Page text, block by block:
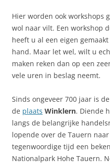
Hier worden ook workshops
wol naar vilt. Een workshop
heeft u al een eigen
hand. Maar let wel, wilt u
maken reken dan op een
vele uren in beslag neemt.
Sinds ongeveer 700 jaar is de
de plaats Winklern. Diende
langs de belangrijke
lopende over de Tauern naar
tegenwoordige tijd een
Nationalpark Hohe Tauern.